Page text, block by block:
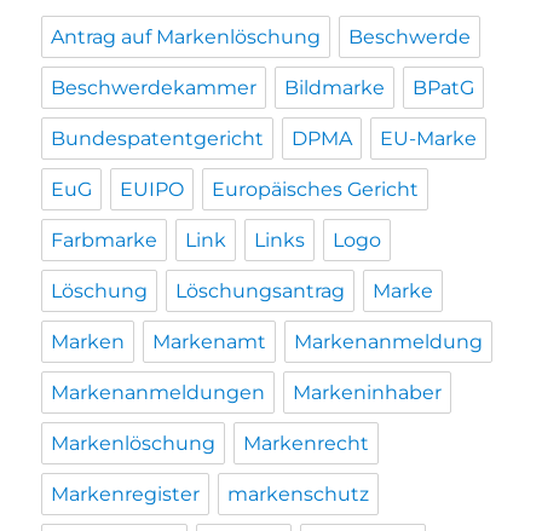
Antrag auf Markenlöschung Beschwerde
Beschwerdekammer Bildmarke BPatG
Bundespatentgericht DPMA EU-Marke
EuG EUIPO Europäisches Gericht
Farbmarke Link Links Logo
Löschung Löschungsantrag Marke
Marken Markenamt Markenanmeldung
Markenanmeldungen Markeninhaber
Markenlöschung Markenrecht
Markenregister markenschutz